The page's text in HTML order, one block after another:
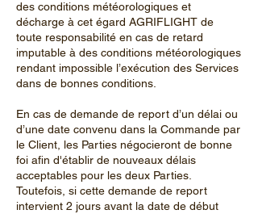
des conditions météorologiques et
décharge à cet égard AGRIFLIGHT de
toute responsabilité en cas de retard
imputable à des conditions météorologiques
rendant impossible l’exécution des Services
dans de bonnes conditions.
En cas de demande de report d’un délai ou
d’une date convenu dans la Commande par
le Client, les Parties négocieront de bonne
foi afin d'établir de nouveaux délais
acceptables pour les deux Parties.
Toutefois, si cette demande de report
intervient 2 jours avant la date de début